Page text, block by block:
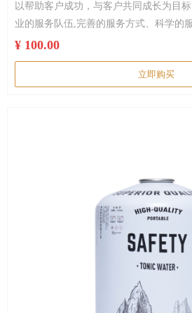
以帮助客户成功，与客户共同成长为目
业的服务队伍,完善的服务方式、科学的
售后服务的执行。
¥ 100.00
立即购买